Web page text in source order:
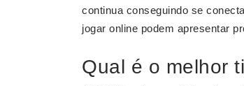
continua conseguindo se
jogar online podem apresentar
Qual é o melhor